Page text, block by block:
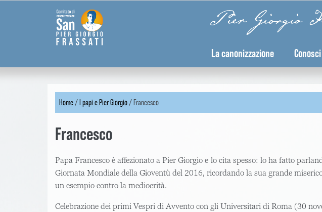
Pier Giorgio
La canonizzazione
You
are
here
Home /I papi e Pier Giorgio /Francesco
Francesco
Papa Francesco è affezionato a Pier Giorgio e lo cita spesso: lo ha fatto
Giornata Mondiale della Gioventù del 2016, ricordando la sua grande
un esempio contro la mediocrità.
Celebrazione dei primi Vespri di Avvento con gli Universitari di Roma (30